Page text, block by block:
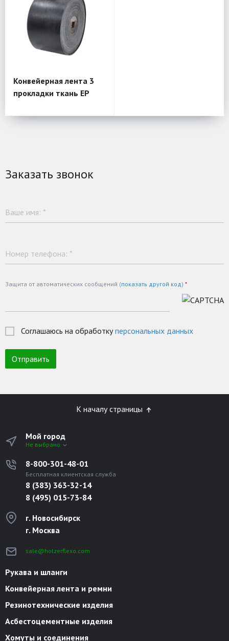
Конвейерная лента 3
прокладки ткань EP
Заказать звонок
Ваше имя: *
Номер телефона: *
Защита от автоматических сообщений (показать другой код) *
Соглашаюсь на обработкуперсональных данных
К началу страницы
Мой город
Не выбрано
8-800-301-48-01
Бесплатная клиентская служба
8 (383) 363-32-14
8 (495) 015-73-84
г. Новосибирск
г. Москва
sale@holzerflexo.com
Рукава и шланги
Конвейерная лента и ремни
Резинотехнические изделия
Асбестоцементные изделия
Хомуты и соединения